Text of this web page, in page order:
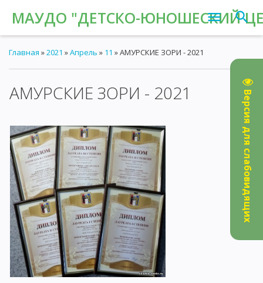
Версия для слабовидящих
МАУДО "ДЕТСКО-ЮНОШЕСКИЙ
Главная »2021 »Апрель » 11 » АМУРСКИЕ ЗОРИ - 2021
АМУРСКИЕ ЗОРИ - 2021